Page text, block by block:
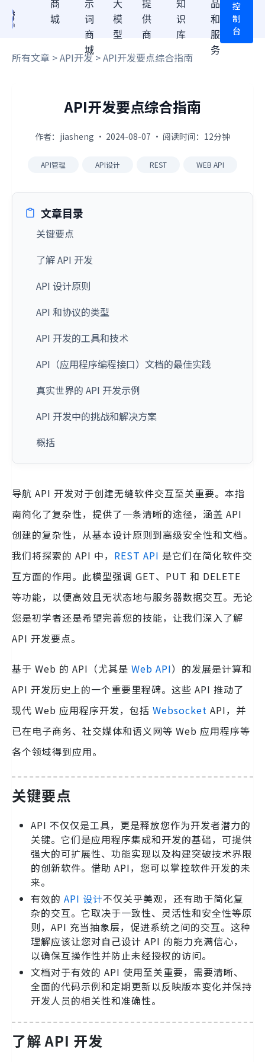
商
城
示
词
商
城
大
模
型
提
供
商
知
识
库
品
和
服
务
控
制
台
所有文章 >API开发> API开发要点综合指南
API开发要点综合指南
作者：jiasheng · 2024-08-07 · 阅读时间：12分钟
API管理 API设计 REST WEB API
文章目录
关键要点
了解 API 开发
API 设计原则
API 和协议的类型
API 开发的工具和技术
API（应用程序编程接口）文档的最佳实践
真实世界的 API 开发示例
API 开发中的挑战和解决方案
概括
导航 API 开发对于创建无缝软件交互至关重要。本指
南简化了复杂性，提供了一条清晰的途径，涵盖 API
创建的复杂性，从基本设计原则到高级安全性和文档。
我们将探索的 API 中， REST API 是它们在简化软件交
互方面的作用。此模型强调 GET、PUT 和 DELETE
等功能，以便高效且无状态地与服务器数据交互。无论
您是初学者还是希望完善您的技能，让我们深入了解
API 开发要点。
基于 Web 的 API（尤其是 Web API）的发展是计算和
API 开发历史上的一个重要里程碑。这些 API 推动了
现代 Web 应用程序开发，包括 Websocket API，并
已在电子商务、社交媒体和语义网等 Web 应用程序等
各个领域得到应用。
关键要点
API 不仅仅是工具，更是释放您作为开发者潜力的
关键。它们是应用程序集成和开发的基础，可提供
强大的可扩展性、功能实现以及构建突破技术界限
的创新软件。借助 API，您可以掌控软件开发的未
来。
有效的 API 设计不仅关乎美观，还有助于简化复
杂的交互。它取决于一致性、灵活性和安全性等原
则，API 充当抽象层，促进系统之间的交互。这种
理解应该让您对自己设计 API 的能力充满信心，
以确保互操作性并防止未经授权的访问。
文档对于有效的 API 使用至关重要，需要清晰、
全面的代码示例和定期更新以反映版本变化并保持
开发人员的相关性和准确性。
了解 API 开发